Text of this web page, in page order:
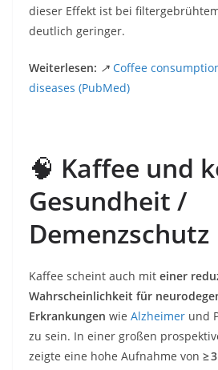
dieser Effekt ist bei
deutlich geringer.
Weiterlesen: ↗️ Coffee
diseases (PubMed)
🧠 Kaffee und
Gesundheit /
Demenzschutz
Kaffee scheint auch mit einer
Wahrscheinlichkeit für
Erkrankungen wie Alzheimer und
zu sein. In einer großen
zeigte eine hohe Aufnahme von ≥